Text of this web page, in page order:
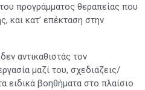
προγράμματος θεραπείας που
και κατ’ επέκταση στην
αντικαθιστάς τον
μαζί του, σχεδιάζεις/
ειδικά βοηθήματα στο πλαίσιο